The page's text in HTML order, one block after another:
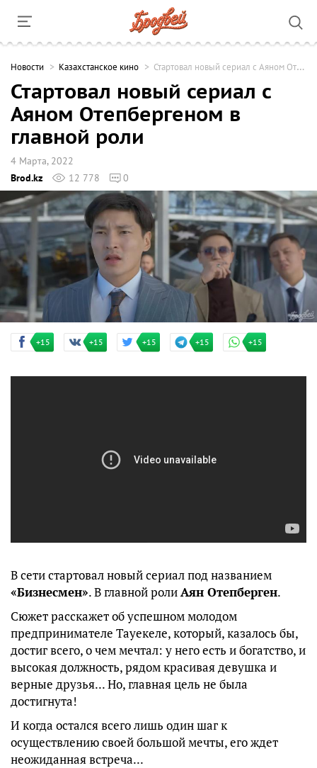
Новости Казахстанское кино Стартовал новый сериал с Аяном Отепбергеном в главной роли
Стартовал новый сериал с
Аяном Отепбергеном в
главной роли
4 Марта, 2022
Brod.kz
12 778 0
+15 +15 +15 +15 +15
В сети стартовал новый сериал под названием
«Бизнесмен». В главной ролиАян Отепберген.
Сюжет расскажет об успешном молодом
предпринимателе Тауекеле, который, казалось бы,
достиг всего, о чем мечтал: у него есть и богатство, и
высокая должность, рядом красивая девушка и
верные друзья... Но, главная цель не была
достигнута!
И когда остался всего лишь один шаг к
осуществлению своей большой мечты, его ждет
неожиданная встреча...